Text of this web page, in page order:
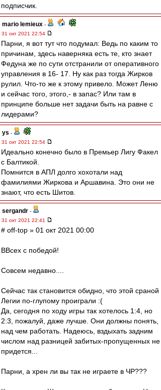
подписчик.
mario lemieux -
31 окт 2021 22:54
Парни, я вот тут что подумал: Ведь по каким то
причинам, здесь наверняка есть те, кто знает
Федуна же по сути отстранили от оперативного
управления в 16- 17. Ну как раз тогда Жирков
рулил. Что-то же к этому привело. Может Леню
и сейчас того, этого,- в запас? Или там в
принципе больше нет задачи быть на равне с
лидерами?
ys -
31 окт 2021 22:54
Идеально конечно было в Премьер Лигу Факел
с Балтикой.
Помнится в АПЛ долго хохотали над
фамилиями Жиркова и Аршавина. Это они не
знают, что есть Шитов.
sergandr -
31 окт 2021 22:41
# off-top » 01 окт 2021 00:00
ВВсех с победой!
Совсем недавно....
Сейчас так становится обидно, что этой сраной
Легии по-глупому проиграли :(
Да, сегодня по ходу игры так хотелось 1:4, но
2:3, пожалуй, даже лучше. Они должны понять,
над чем работать. Надеюсь, вздыхать задним
числом над разницей забитых-пропущенных не
придется...
Парни, а хрен ли вы так не играете в ЧР???